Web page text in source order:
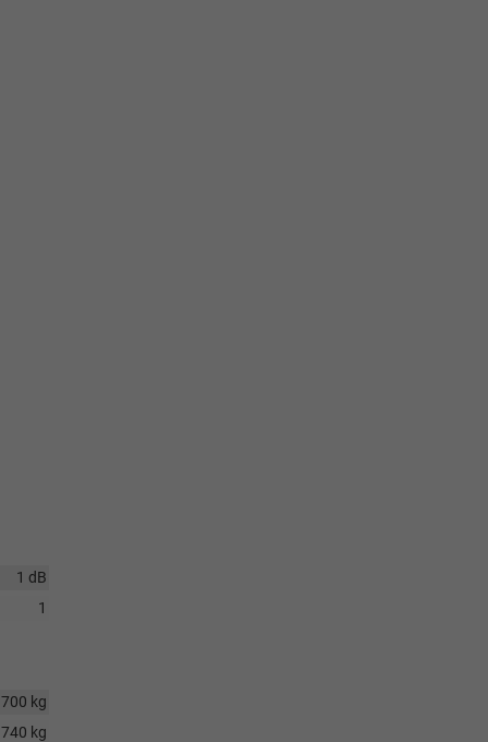
1 dB
1
kg
740 kg